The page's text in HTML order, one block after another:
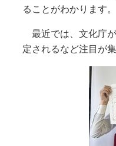
ることがわかります。
最近では、文化庁
定されるなど注目が